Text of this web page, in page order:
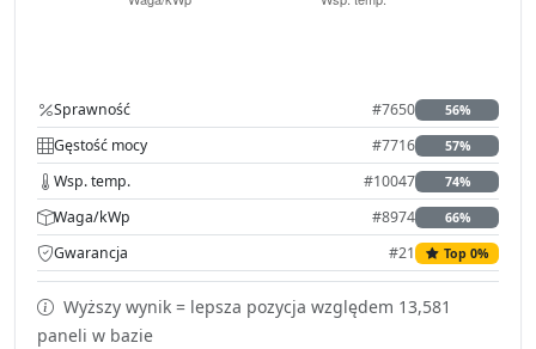
Sprawność #7650 56%
Gęstość mocy #7716 57%
Wsp. temp. #10047 74%
Waga/kWp #8974 66%
Gwarancja #21 Top 0%
Wyższy wynik = lepsza pozycja względem 13,581
paneli w bazie